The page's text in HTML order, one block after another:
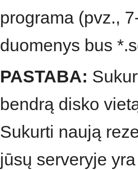
programa (pvz.,
duomenys bus
PASTABA:
bendrą disko
Sukurti naują
jūsų serveryje